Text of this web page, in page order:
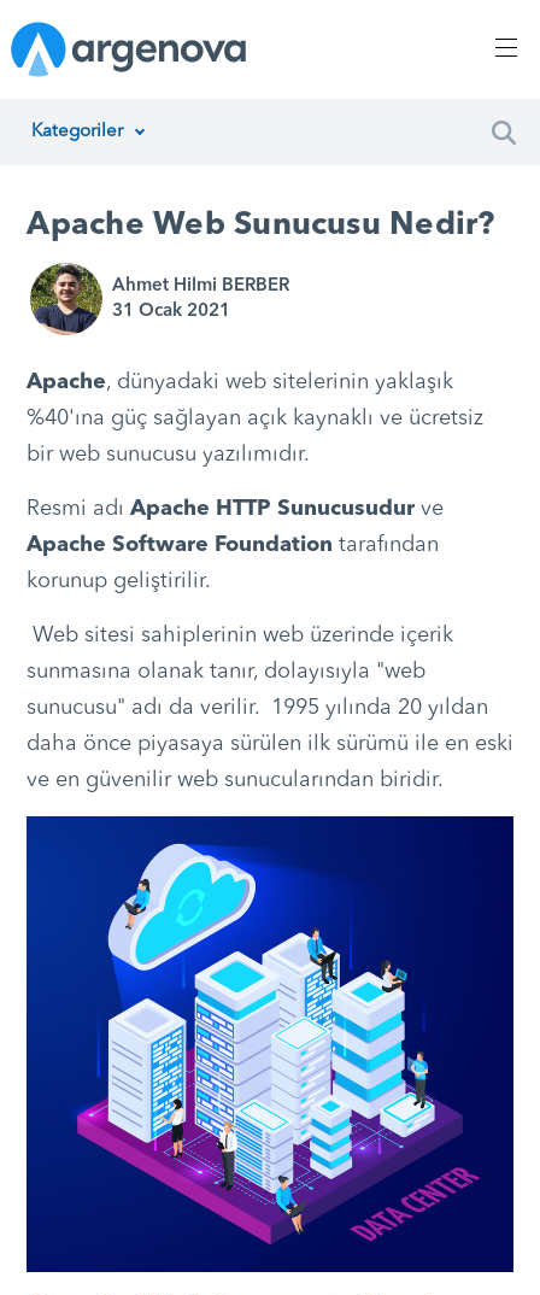
Kategoriler
Argenova
Yazılım Geliştirme
Proje Yönetimi
Müşteri Hizmetleri
Teknoloji
Apache Web Sunucusu Nedir?
Ahmet Hilmi BERBER
31 Ocak 2021
Apache, dünyadaki web sitelerinin yaklaşık
%40'ına güç sağlayan açık kaynaklı ve ücretsiz
bir web sunucusu yazılımıdır.
Resmi adı Apache HTTP Sunucusudurve
Apache Software Foundation tarafından
korunup geliştirilir.
Web sitesi sahiplerinin web üzerinde içerik
sunmasına olanak tanır, dolayısıyla "web
sunucusu" adı da verilir. 1995 yılında 20 yıldan
daha önce piyasaya sürülen ilk sürümü ile en eski
ve en güvenilir web sunucularından biridir.